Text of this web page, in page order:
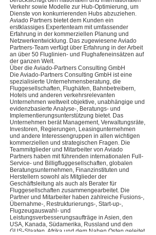
Verkehr sowie Modelle zur Hub-Optimierung, um
Dienste von konkurrierenden Hubs abzuziehen.
Aviado Partners bietet dem Kunden ein
erstklassiges Expertenteam mit umfassender
Erfahrung in der kommerziellen Planung und
Netzwerkentwicklung. Das zugewiesene Aviado
Partners-Team verfügt über Erfahrung in der Arbeit
an über 50 Fluglinien- und Flughafeneinsätzen auf
der ganzen Welt.
Über die Aviado-Partners Consulting GmbH
Die Aviado-Partners Consulting GmbH ist eine
spezialisierte Unternehmensberatung, die
Fluggesellschaften, Flughäfen, Bahnbetreibern,
Hotels und anderen verkehrsrelevanten
Unternehmen weltweit objektive, unabhängige und
evidenzbasierte Analyse-, Beratungs- und
Implementierungsunterstützung bietet. Das
Unternehmen berät Management, Verwaltungsräte,
Investoren, Regierungen, Leasingunternehmen
und andere Interessengruppen in allen wichtigen
kommerziellen und strategischen Fragen. Die
Teammitglieder und Mitarbeiter von Aviado
Partners haben mit führenden internationalen Full-
Service- und Billigfluggesellschaften, globalen
Beratungsunternehmen, Finanzinstituten und
Herstellern sowohl als Mitglieder der
Geschäftsleitung als auch als Berater für
Fluggesellschaften zusammengearbeitet. Die
Partner und Mitarbeiter haben zahlreiche Fusions-,
Übernahme-, Restrukturierungs-, Start-up-,
Flugzeugauswahl- und
Leistungsverbesserungsaufträge in Asien, den
USA, Kanada, Südamerika, Russland und den
GUS-Staaten, Afrika und dem Nahen Osten geleitet